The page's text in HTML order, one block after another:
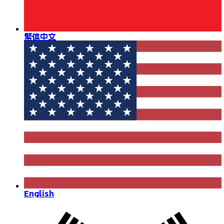
繁体中文
English